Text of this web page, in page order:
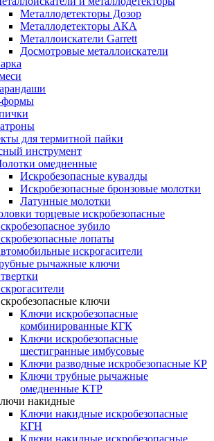
Металлодетекторы Дозор
Металлодетекторы АКА
Металлоискатели Garrett
Досмотровые металлоискатели
формы
для термитной пайки
инструмент
омедненные
Искробезопасные кувалды
Искробезопасные бронзовые молотки
Латунные молотки
торцевые искробезопасные
зубило
лопаты
искрогасители
рычажные ключи
ключи
Ключи искробезопасные
комбинированные КГК
Ключи искробезопасные
шестигранные имбусовые
Ключи разводные искробезопасные КР
Ключи трубные рычажные
омедненные КТР
накидные
Ключи накидные искробезопасные
КГН
Ключи накидные искробезопасные